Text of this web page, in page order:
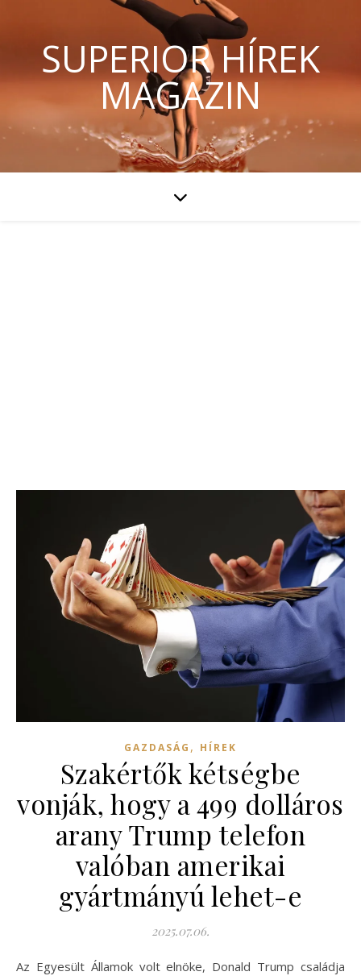
SUPERIOR HÍREK
MAGAZIN
GAZDASÁG , HÍREK
Szakértők kétségbe
vonják, hogy a 499 dolláros
arany Trump telefon
valóban amerikai
gyártmányú lehet-e
2025.07.06.
Az Egyesült Államok volt elnöke, Donald Trump családja